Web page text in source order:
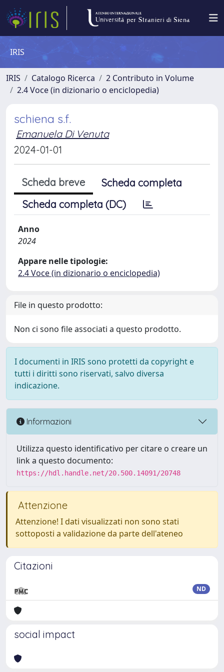
IRIS
IRIS Catalogo Ricerca
2 Contributo in Volume
2.4 Voce (in dizionario o enciclopedia)
schiena s.f.
Emanuela Di Venuta
2024-01-01
Scheda breve
Scheda completa
Scheda completa (DC)
Anno
2024
Appare nelle tipologie:
2.4 Voce (in dizionario o enciclopedia)
File in questo prodotto:
Non ci sono file associati a questo prodotto.
I documenti in IRIS sono protetti da copyright e
tutti i diritti sono riservati, salvo diversa
indicazione.
Informazioni
Utilizza questo identificativo per citare o creare un
link a questo documento:
https://hdl.handle.net/20.500.14091/20748
Attenzione
Attenzione! I dati visualizzati non sono stati
sottoposti a validazione da parte dell'ateneo
Citazioni
ND
social impact